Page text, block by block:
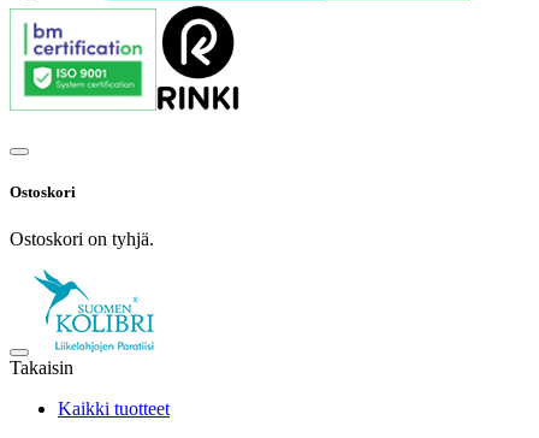
Ostoskori
Ostoskori on tyhjä.
Takaisin
Kaikki tuotteet